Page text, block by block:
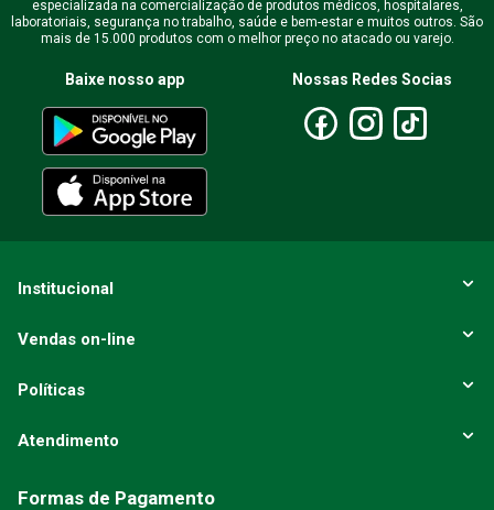
Escreva uma avaliação
ENVIAR AVALIAÇÃO
especializada na comercialização de produtos médicos, hospitalares,
laboratoriais, segurança no trabalho, saúde e bem-estar e muitos outros. São
mais de 15.000 produtos com o melhor preço no atacado ou varejo.
Baixe nosso app Nossas Redes Socias
Institucional
Vendas on-line
Políticas
Atendimento
Formas de Pagamento